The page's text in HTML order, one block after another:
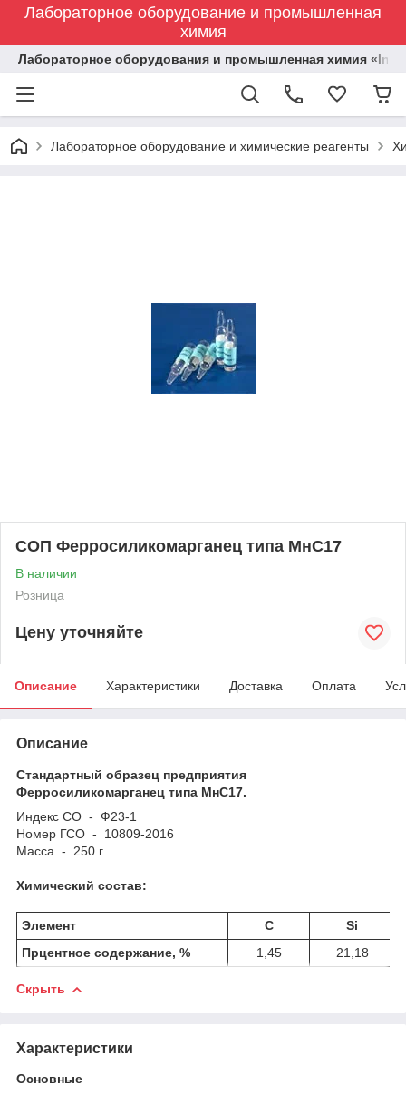
Лабораторное оборудование и промышленная
химия
Лабораторное оборудования и промышленная химия
Лабораторное оборудование и химические реагенты
СОП Ферросиликомарганец типа МнС17
В наличии
Розница
Цену уточняйте
Описание Характеристики Доставка Оплата
Описание
Стандартный образец предприятия
Ферросиликомарганец типа МнС17.
Индекс СО - Ф23-1
Номер ГСО - 10809-2016
Масса - 250 г.
Химический состав:
Элемент C
Si
Прцентное содержание, %
1,45 21,18
Скрыть
Характеристики
Основные